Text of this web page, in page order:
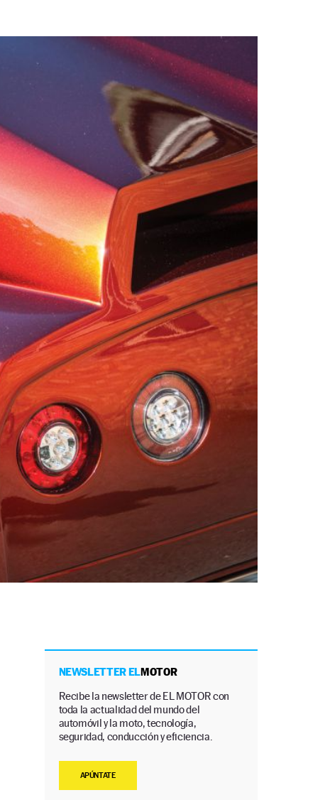
NEWSLETTER ELMOTOR
Recibe la newsletter de EL MOTOR con
toda la actualidad del mundo del
automóvil y la moto, tecnología,
seguridad, conducción y eficiencia.
APÚNTATE